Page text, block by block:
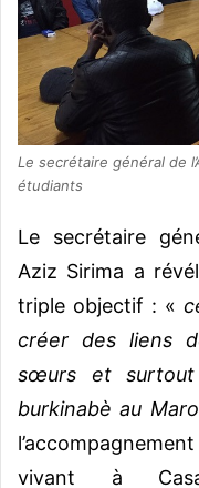
Le secrétaire général de
étudiants
Le secrétaire
Aziz Sirima a
triple objectif : «
créer des liens
sœurs et surtout
burkinabè au
vivant à